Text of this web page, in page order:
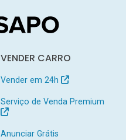
VENDER CARRO
Vender em 24h
Serviço de Venda Premium
Anunciar Grátis